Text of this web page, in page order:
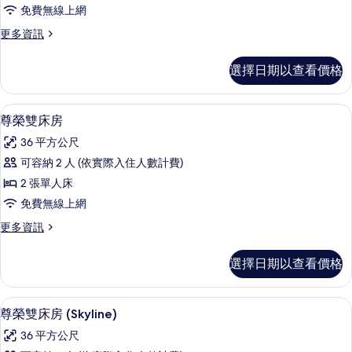
所
有
免費無線上網
更多資訊
更
(Nobu
Suite)
的
詳
情
選擇日期以查看價格
顯
示
尊
榮
雙
床
房
所
有
相
片
尊榮雙床房 | 埃及棉床單、高級寢具
1
尊榮雙床房
36 平方公尺
可容納 2 人 (依實際入住人數計費)
2 張單人床
免費無線上網
更多資訊
更
雙
床
房
的
詳
選擇日期以查看價格
顯
示
尊
埃及棉床單、高級寢具、迷你吧、客
1
尊榮雙床房 (Skyline)
36 平方公尺